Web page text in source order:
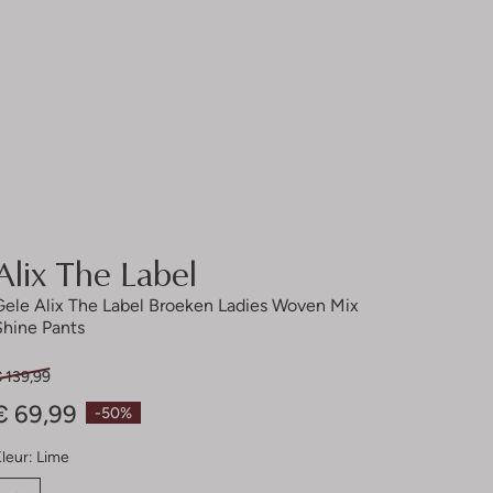
The Label
Alix The Label Broeken Ladies Woven Mix
Pants
-50%
139,99
69,99
Lime